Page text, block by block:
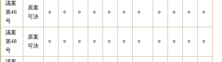
議案
第46
号
原案
可決
○ ○ ○ ○ ○ ○ ○ ○ ○ ○ ○
議案
第48
号
原案
可決
○ ○ ○ ○ ○ ○ ○ ○ ○ ○ ○